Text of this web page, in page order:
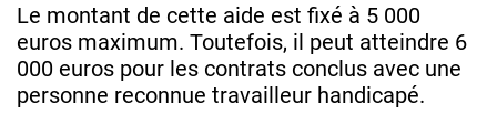
Le montant de cette aide est fixé à 5 000
euros maximum. Toutefois, il peut atteindre 6
000 euros pour les contrats conclus avec une
personne reconnue travailleur handicapé.